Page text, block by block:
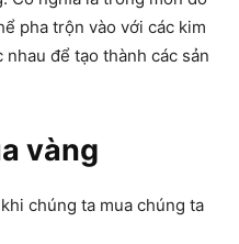
pha trộn vào với các kim
để tạo thành các sản
vàng
chúng ta mua chúng ta